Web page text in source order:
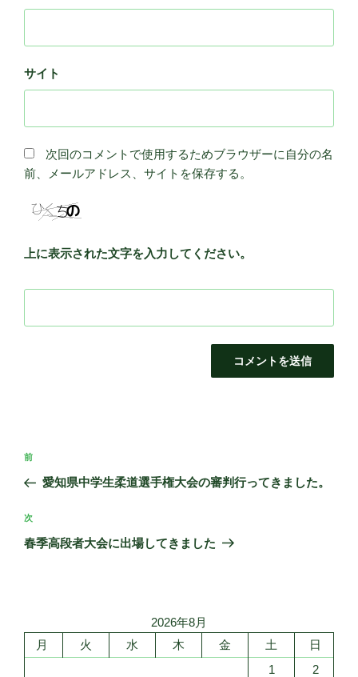
サイト
次回のコメントで使用するためブラウザーに自分の名
前、メールアドレス、サイトを保存する。
上に表示された文字を入力してください。
投
ナ
ビ
ゲ
前
の
稿
前
愛知県中学生柔道選手権大会の審判行ってきました。
次
の
次
春季高段者大会に出場してきました
2026年8月
月
火 水 木 金 土
日
1
2